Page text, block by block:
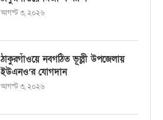
আগস্ট ৩, ২০২৬
ঠাকুরগাঁওয়ে নবগঠিত ভূল্লী উপজেলায়
ইউএনও’র যোগদান
আগস্ট ৩, ২০২৬